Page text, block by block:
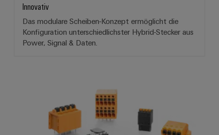
Innovativ
Das modulare Scheiben-Konzept ermöglicht die
Konfiguration unterschiedlichster Hybrid-Stecker aus
Power, Signal & Daten.